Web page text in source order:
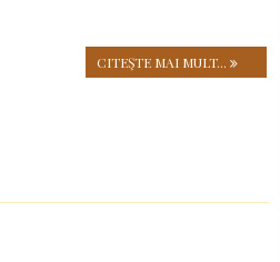
CITEŞTE MAI MULT...